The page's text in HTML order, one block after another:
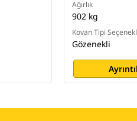
Ağırlık
902 kg
Kovan Tipi
Gözenekli